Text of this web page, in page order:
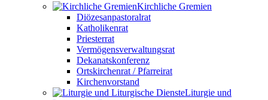
Kirchliche Gremien
Diözesanpastoralrat
Katholikenrat
Priesterrat
Vermögensverwaltungsrat
Dekanatskonferenz
Ortskirchenrat / Pfarreirat
Kirchenvorstand
Liturgie und